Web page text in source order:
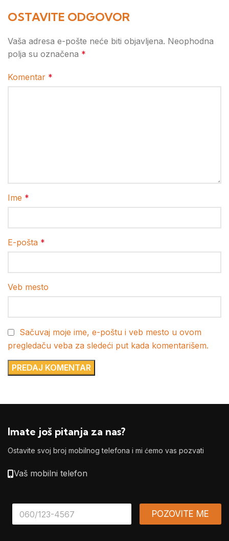
OSTAVITE ODGOVOR
Vaša adresa e-pošte neće biti objavljena. Neophodna
polja su označena *
Komentar *
Ime *
E-pošta *
Veb mesto
Sačuvaj moje ime, e-poštu i veb mesto u ovom
pregledaču veba za sledeći put kada komentarišem.
Imate još pitanja za nas?
Ostavite svoj broj mobilnog telefona i mi ćemo vas pozvati
Vaš mobilni telefon
*
POZOVITE ME